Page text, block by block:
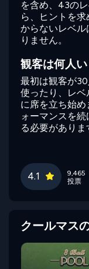
を含め、43の
ら、ヒントを
からないレベ
りません。
観客は何人
最初は観客が
使ったり、レベ
に席を立ち始
ォーマンスを
る必要がありま
4.1
9,465
投票
クールマス